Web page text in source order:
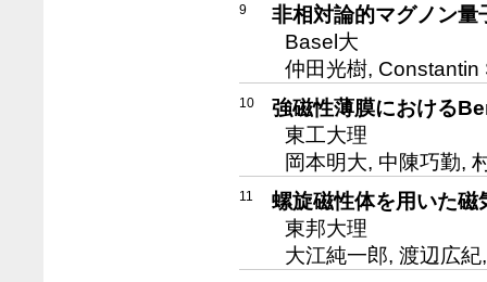
9
非相対論的マグノン量
Basel大
仲田光樹,
10
強磁性薄膜における
東工大理
岡本明大, 中陳巧勤,
11
螺旋磁性体を用いた
東邦大理
大江純一郎, 渡辺広